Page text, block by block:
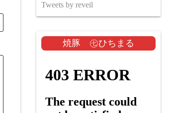
Tweets by reveil
焼豚 ㊆ひちまる